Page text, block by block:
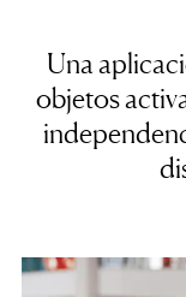
Una
objetos